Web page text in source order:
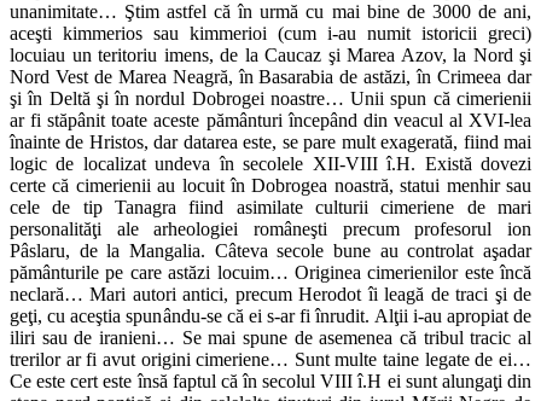
unanimitate… Ştim astfel că în urmă cu mai bine de 3000 de ani,
aceşti kimmerios sau kimmerioi (cum i-au numit istoricii greci)
locuiau un teritoriu imens, de la Caucaz şi Marea Azov, la Nord şi
Nord Vest de Marea Neagră, în Basarabia de astăzi, în Crimeea dar
şi în Deltă şi în nordul Dobrogei noastre… Unii spun că cimerienii
ar fi stăpânit toate aceste pământuri începând din veacul al XVI-lea
înainte de Hristos, dar datarea este, se pare mult exagerată, fiind mai
logic de localizat undeva în secolele XII-VIII î.H. Există dovezi
certe că cimerienii au locuit în Dobrogea noastră, statui menhir sau
cele de tip Tanagra fiind asimilate culturii cimeriene de mari
personalităţi ale arheologiei româneşti precum profesorul ion
Pâslaru, de la Mangalia. Câteva secole bune au controlat aşadar
pământurile pe care astăzi locuim… Originea cimerienilor este încă
neclară… Mari autori antici, precum Herodot îi leagă de traci şi de
geţi, cu aceştia spunându-se că ei s-ar fi înrudit. Alţii i-au apropiat de
iliri sau de iranieni… Se mai spune de asemenea că tribul tracic al
trerilor ar fi avut origini cimeriene… Sunt multe taine legate de ei…
Ce este cert este însă faptul că în secolul VIII î.H ei sunt alungaţi din